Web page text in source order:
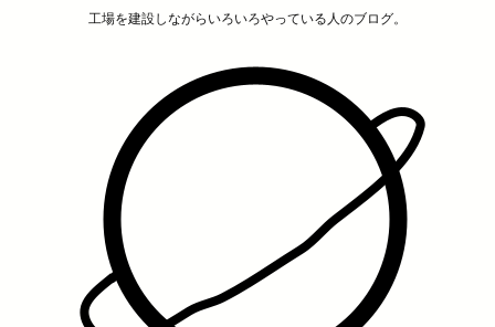
工場を建設しながらいろいろやっている人のブログ。